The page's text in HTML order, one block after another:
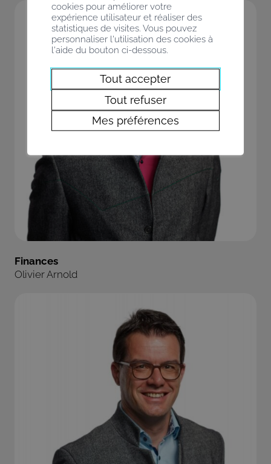
Finances
Olivier Arnold
cookies pour améliorer votre
expérience utilisateur et réaliser des
statistiques de visites. Vous pouvez
personnaliser l'utilisation des cookies à
l'aide du bouton ci-dessous.
Tout accepter
Tout refuser
Mes préférences